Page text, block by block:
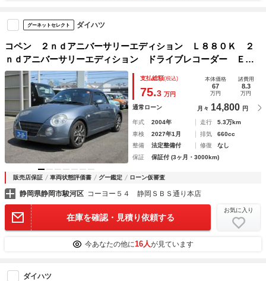
グーネットセレクト ダイハツ
コペン ２ｎｄアニバーサリーエディション Ｌ８８０Ｋ ２
ｎｄアニバーサリーエディション ドライブレコーダー ＥＴ
Ｃ バックカメラ ナビ ＨＩＤ キーレスエントリー シー
トヒーター ＭＴ車 ＡＢＳ アルミホイール 衝突安全ボデ
ィ エアコン
支払総額(税込)
75.3 万円
本体価格
67
万円
諸費用
8.3
万円
通常ローン 月々 14,800 円
年式 2004年 走行
5.3万km
車検
2027年1月 排気
660cc
整備
法定整備付 修復
なし
保証
保証付 (3ヶ月・3000km)
販売店保証 車両状態評価書 グー鑑定 ローン仮審査
静岡県静岡市駿河区 コーヨー５４ 静岡ＳＢＳ通り本店
在庫を確認・見積り依頼する
お気に入り
今あなたの他に16人が見ています
ダイハツ